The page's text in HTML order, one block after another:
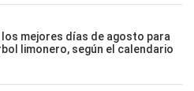
los mejores días de agosto para
limonero, según el calendario